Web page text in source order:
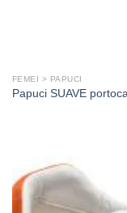
FEMEI > PAPUCI
Papuci SUAVE